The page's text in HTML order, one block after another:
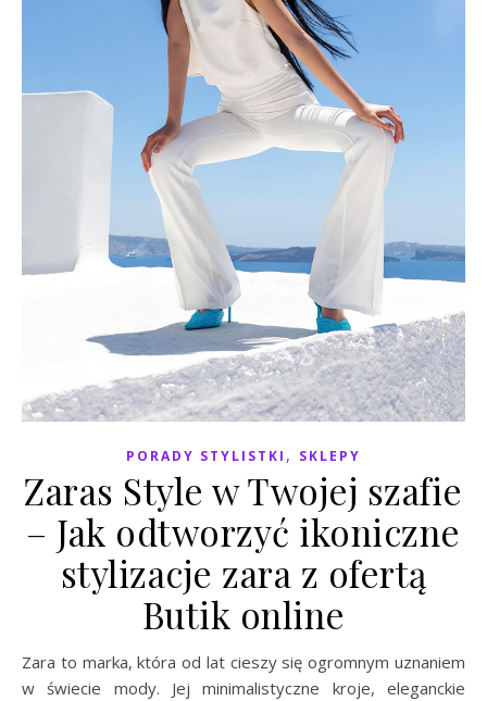
PORADY STYLISTKI , SKLEPY
Zaras Style w Twojej szafie
– Jak odtworzyć ikoniczne
stylizacje zara z ofertą
Butik online
Zara to marka, która od lat cieszy się ogromnym uznaniem
w świecie mody. Jej minimalistyczne kroje, eleganckie